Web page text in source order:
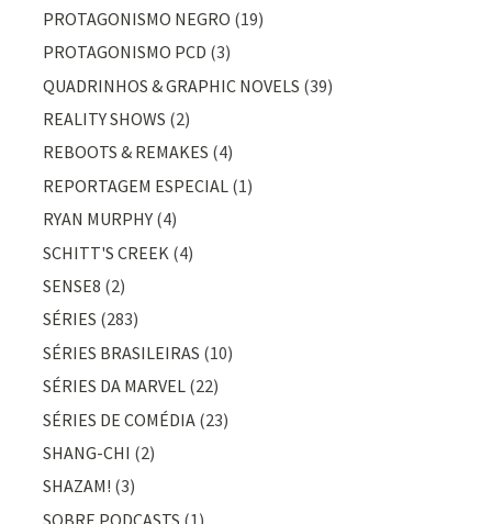
PROTAGONISMO NEGRO (19)
PROTAGONISMO PCD (3)
QUADRINHOS & GRAPHIC NOVELS (39)
REALITY SHOWS (2)
REBOOTS & REMAKES (4)
REPORTAGEM ESPECIAL (1)
RYAN MURPHY (4)
SCHITT'S CREEK (4)
SENSE8 (2)
SÉRIES (283)
SÉRIES BRASILEIRAS (10)
SÉRIES DA MARVEL (22)
SÉRIES DE COMÉDIA (23)
SHANG-CHI (2)
SHAZAM! (3)
SOBRE PODCASTS (1)